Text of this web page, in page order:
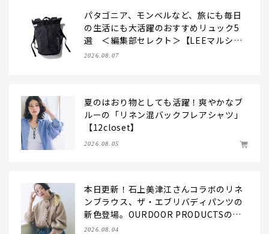
パタゴニア、モンベルなど、旅にも毎日
の生活にも大活躍のおすすめリュック5
選 ＜編集部セレクト＞【LEEマルシ
ェ】
2026.08.07
夏のはおり物としても活躍！爽やかなブ
ルーの「リネン混バックフレアシャツ」
【12closet】
2026.08.05
本日更新！石上美津江さんコラボのリネ
ンブラウス、ザ・エブリバディパンツの
新色登場。OURDOOR PRODUCTSの別
注バッグもおしゃれにお役立ち！【LEE
2026.08.04